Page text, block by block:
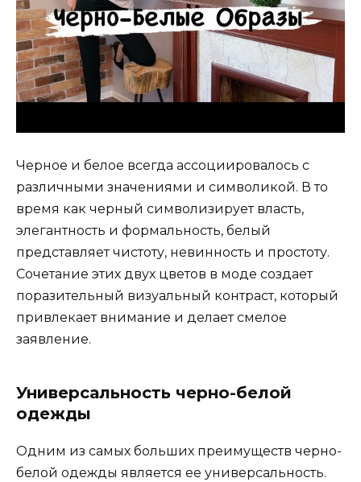
Черное и белое всегда ассоциировалось с
различными значениями и символикой. В то
время как черный символизирует власть,
элегантность и формальность, белый
представляет чистоту, невинность и простоту.
Сочетание этих двух цветов в моде создает
поразительный визуальный контраст, который
привлекает внимание и делает смелое
заявление.
Универсальность черно-белой
одежды
Одним из самых больших преимуществ черно-
белой одежды является ее универсальность.